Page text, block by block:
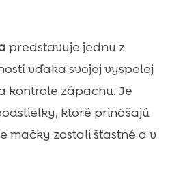
predstavuje jednu z
vďaka svojej vyspelej
kontrole zápachu. Je
ktoré prinášajú
mačky zostali šťastné a v